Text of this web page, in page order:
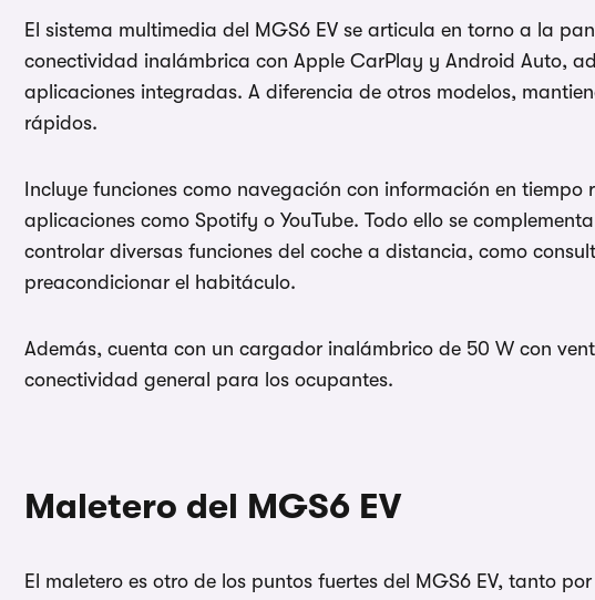
El sistema multimedia del MGS6 EV se articula en torno a la
conectividad inalámbrica con Apple CarPlay y Android Auto,
aplicaciones integradas. A diferencia de otros modelos,
rápidos.
Incluye funciones como navegación con información en
aplicaciones como Spotify o YouTube. Todo ello se
controlar diversas funciones del coche a distancia, como
preacondicionar el habitáculo.
Además, cuenta con un cargador inalámbrico de 50 W con
conectividad general para los ocupantes.
Maletero del MGS6 EV
El maletero es otro de los puntos fuertes del MGS6 EV, tanto